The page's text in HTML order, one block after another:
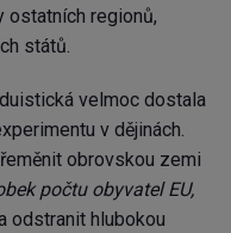
ostatních regionů,
států.
velmoc dostala
v dějinách.
obrovskou zemi
počtu obyvatel EU,
odstranit hlubokou